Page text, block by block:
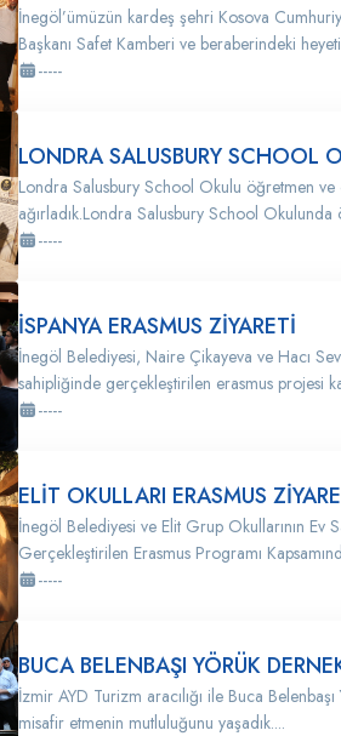
İnegöl’ümüzün kardeş şehri Kosova
Başkanı Safet Kamberi ve beraberindeki
-----
LONDRA SALUSBURY SCHOOL
Londra Salusbury School Okulu öğretmen
ağırladık.Londra Salusbury School
-----
İSPANYA ERASMUS ZİYARETİ
İnegöl Belediyesi, Naire Çikayeva ve Hacı
sahipliğinde gerçekleştirilen erasmus projesi
-----
ELİT OKULLARI ERASMUS
İnegöl Belediyesi ve Elit Grup Okullarının Ev
Gerçekleştirilen Erasmus Programı
-----
BUCA BELENBAŞI YÖRÜK
İzmir AYD Turizm aracılığı ile Buca
misafir etmenin mutluluğunu yaşadık....